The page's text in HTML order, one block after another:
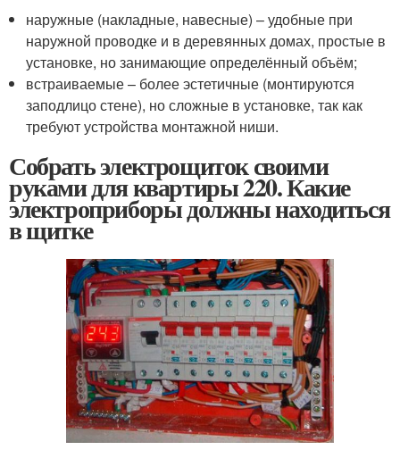
наружные (накладные, навесные) – удобные при
наружной проводке и в деревянных домах, простые в
установке, но занимающие определённый объём;
встраиваемые – более эстетичные (монтируются
заподлицо стене), но сложные в установке, так как
требуют устройства монтажной ниши.
Собрать электрощиток своими
руками для квартиры 220. Какие
электроприборы должны находиться
в щитке